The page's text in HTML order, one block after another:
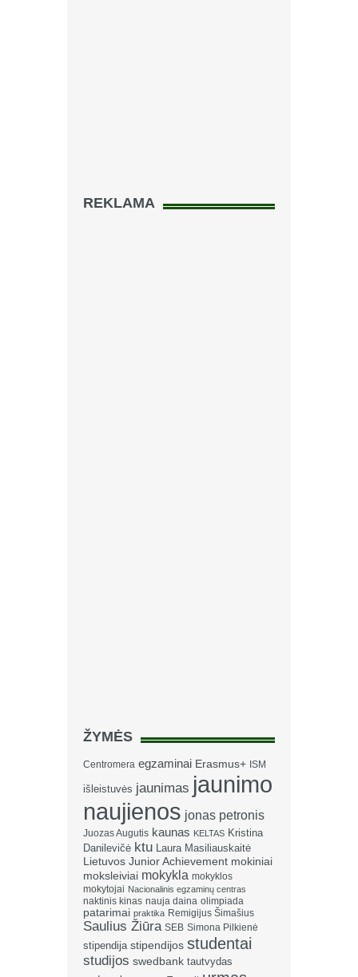
REKLAMA
ŽYMĖS
Centromera egzaminai Erasmus+ ISM
išleistuvės jaunimas jaunimo
naujienos jonas petronis
Juozas Augutis kaunas KELTAS Kristina
Danilevičė ktu Laura Masiliauskaitė
Lietuvos Junior Achievement mokiniai
moksleiviai mokykla mokyklos
mokytojai Nacionalinis egzaminų centras
naktinis kinas nauja daina olimpiada
patarimai praktika Remigijus Šimašius
Saulius Žiūra SEB Simona Pilkienė
stipendija stipendijos studentai
studijos swedbank tautvydas